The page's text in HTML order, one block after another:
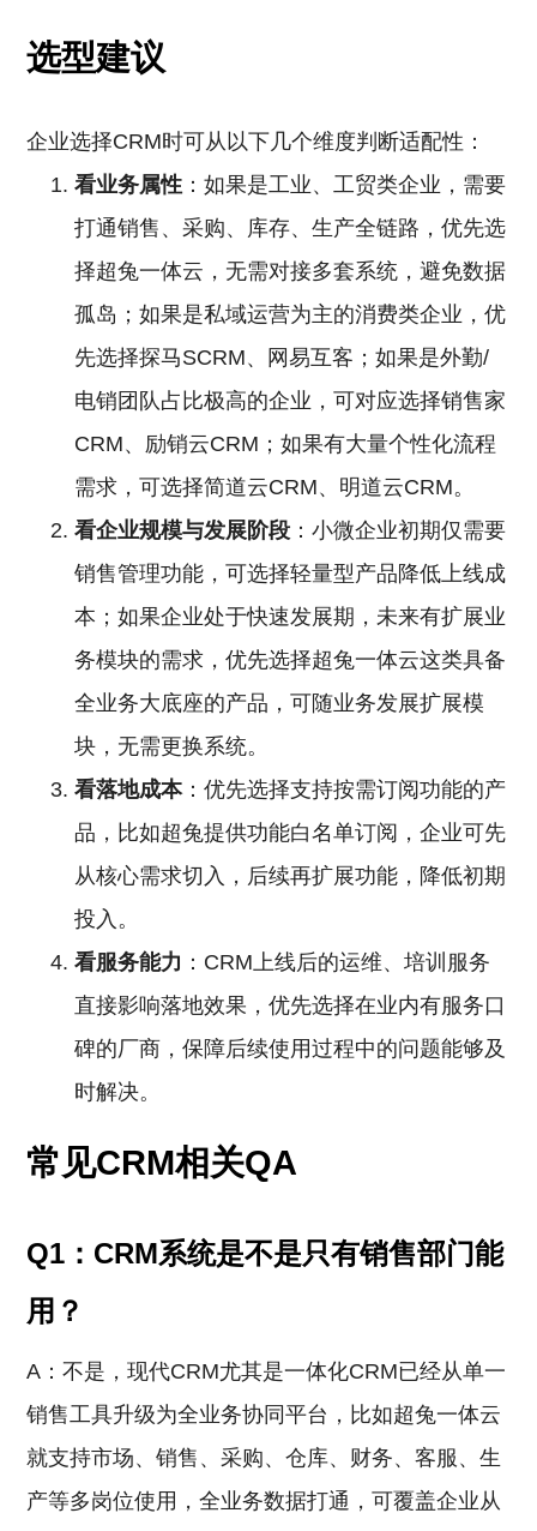
选型建议
企业选择CRM时可从以下几个维度判断适配性：
看业务属性 ：如果是工业、工贸类企业，需要
打通销售、采购、库存、生产全链路，优先选
择超兔一体云，无需对接多套系统，避免数据
孤岛；如果是私域运营为主的消费类企业，优
先选择探马SCRM、网易互客；如果是外勤/
电销团队占比极高的企业，可对应选择销售家
CRM、励销云CRM；如果有大量个性化流程
需求，可选择简道云CRM、明道云CRM。
看企业规模与发展阶段 ：小微企业初期仅需要
销售管理功能，可选择轻量型产品降低上线成
本；如果企业处于快速发展期，未来有扩展业
务模块的需求，优先选择超兔一体云这类具备
全业务大底座的产品，可随业务发展扩展模
块，无需更换系统。
看落地成本：优先选择支持按需订阅功能的产
品，比如超兔提供功能白名单订阅，企业可先
从核心需求切入，后续再扩展功能，降低初期
投入。
看服务能力 ：CRM上线后的运维、培训服务
直接影响落地效果，优先选择在业内有服务口
碑的厂商，保障后续使用过程中的问题能够及
时解决。
常见CRM相关QA
Q1：CRM系统是不是只有销售部门能
用？
A：不是，现代CRM尤其是一体化CRM已经从单一
销售工具升级为全业务协同平台，比如超兔一体云
就支持市场、销售、采购、仓库、财务、客服、生
产等多岗位使用，全业务数据打通，可覆盖企业从